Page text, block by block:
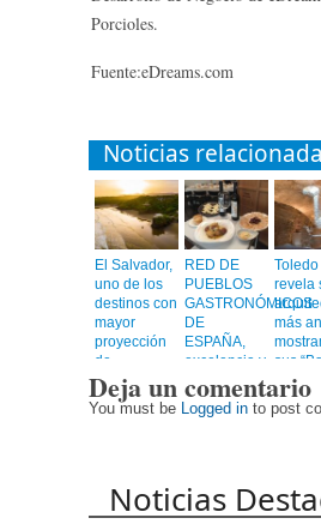
Porcioles.
Fuente:eDreams.com
Noticias
El Salvador,
uno de los
destinos con
mayor
proyección
de
Centroamérica
RED DE
PUEBLOS
GASTRONÓMICOS
DE
ESPAÑA,
excelencia y
un viaje
emocionante
Toledo
revela
más
sus
Deja un comentario
You must be Logged in to post
Noticias